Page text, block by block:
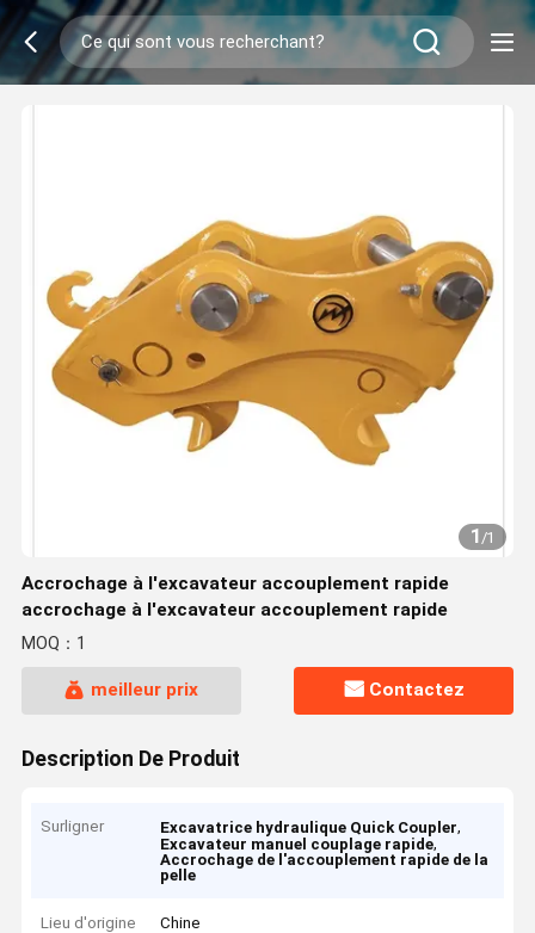
1/1
Accrochage à l'excavateur accouplement rapide
accrochage à l'excavateur accouplement rapide
MOQ：1
meilleur prix Contactez
Description De Produit
Surligner Excavatrice hydraulique Quick Coupler,
Excavateur manuel couplage rapide,
Accrochage de l'accouplement rapide de la
pelle
Lieu d'origine Chine